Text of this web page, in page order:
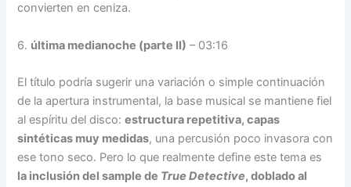
convierten en ceniza.
6. última medianoche (parte II) – 03:16
El título podría sugerir una variación o simple continuación
de la apertura instrumental, la base musical se mantiene fiel
al espíritu del disco:estructura repetitiva, capas
sintéticas muy medidas, una percusión poco invasora con
ese tono seco. Pero lo que realmente define este tema es
la inclusión del sample de True Detective, doblado al